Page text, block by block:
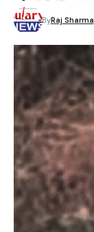
ByRaj Sharma